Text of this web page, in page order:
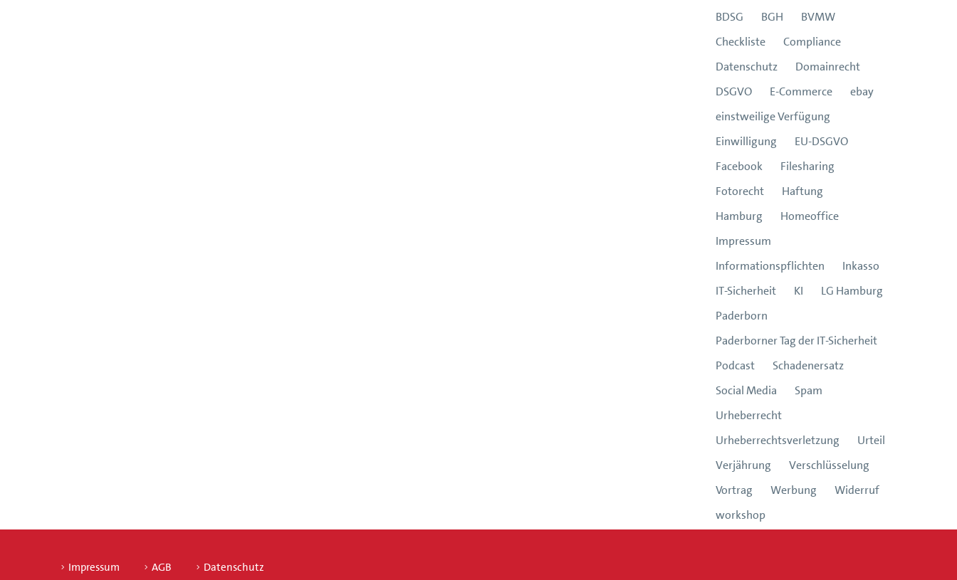
BDSG
BGH
BVMW
Checkliste
Compliance
Datenschutz
Domainrecht
DSGVO
E-Commerce
ebay
einstweilige Verfügung
Einwilligung
EU-DSGVO
Facebook
Filesharing
Fotorecht
Haftung
Hamburg
Homeoffice
Impressum
Informationspflichten
Inkasso
IT-Sicherheit
KI
LG Hamburg
Paderborn
Paderborner Tag der IT-Sicherheit
Podcast
Schadenersatz
Social Media
Spam
Urheberrecht
Urheberrechtsverletzung
Urteil
Verjährung
Verschlüsselung
Vortrag
Werbung
Widerruf
workshop
Impressum AGB Datenschutz